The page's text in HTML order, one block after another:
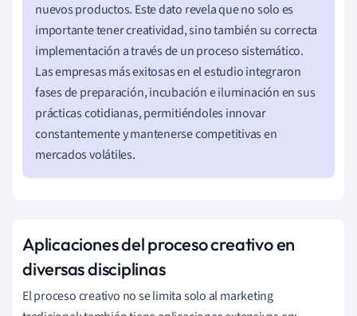
nuevos productos. Este dato revela que no solo es
importante tener creatividad, sino también su correcta
implementación a través de un proceso sistemático.
Las empresas más exitosas en el estudio integraron
fases de preparación, incubación e iluminación en sus
prácticas cotidianas, permitiéndoles innovar
constantemente y mantenerse competitivas en
mercados volátiles.
Aplicaciones del proceso creativo en
diversas disciplinas
El proceso creativo no se limita solo al marketing